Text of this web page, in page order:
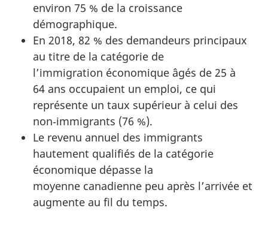
environ 75 % de la croissance
démographique.
En 2018, 82 % des demandeurs principaux
au titre de la catégorie de
l’immigration économique âgés de 25 à
64 ans occupaient un emploi, ce qui
représente un taux supérieur à celui des
non‑immigrants (76 %).
Le revenu annuel des immigrants
hautement qualifiés de la catégorie
économique dépasse la
moyenne canadienne peu après l’arrivée et
augmente au fil du temps.